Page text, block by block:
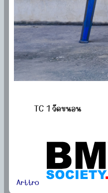
TC 1 วัดขนอน
Arttro